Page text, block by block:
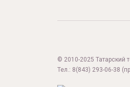
© 2010-2025 Татарский
Тел.: 8(843) 293-06-38